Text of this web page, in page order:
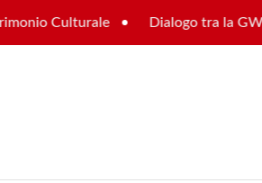
Culturale Dialogo tra la GWU